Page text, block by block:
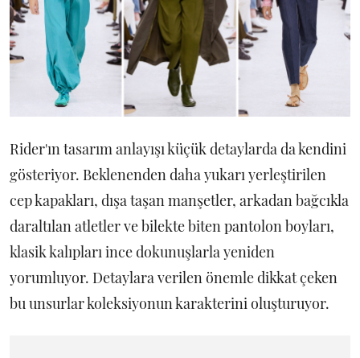
Rider'ın tasarım anlayışı küçük detaylarda da kendini
gösteriyor. Beklenenden daha yukarı yerleştirilen
cep kapakları, dışa taşan manşetler, arkadan bağcıkla
daraltılan atletler ve bilekte biten pantolon boyları,
klasik kalıpları ince dokunuşlarla yeniden
yorumluyor. Detaylara verilen önemle dikkat çeken
bu unsurlar koleksiyonun karakterini oluşturuyor.